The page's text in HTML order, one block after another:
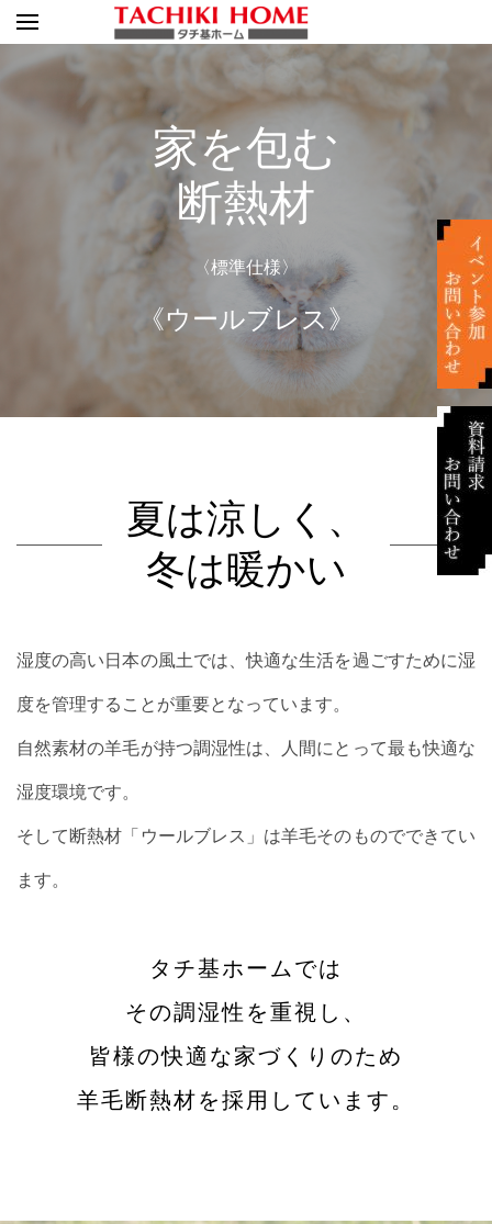
家を包む
断熱材
〈標準仕様〉
《ウールブレス》
夏は涼しく、
冬は暖かい
湿度の高い日本の風土では、快適な生活を過ごすために湿
度を管理することが重要となっています。
自然素材の羊毛が持つ調湿性は、人間にとって最も快適な
湿度環境です。
そして断熱材「ウールブレス」は羊毛そのものでできてい
ます。
タチ基ホームでは
その調湿性を重視し、
皆様の快適な家づくりのため
羊毛断熱材を採用しています。